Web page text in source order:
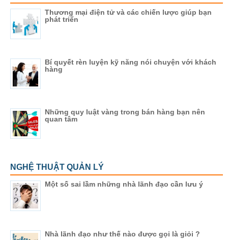
Thương mại điện tử và các chiến lược giúp bạn
phát triển
Bí quyết rèn luyện kỹ năng nói chuyện với khách
hàng
Những quy luật vàng trong bán hàng bạn nên
quan tâm
NGHỆ THUẬT QUẢN LÝ
Một số sai lầm những nhà lãnh đạo cần lưu ý
Nhà lãnh đạo như thế nào được gọi là giỏi ?